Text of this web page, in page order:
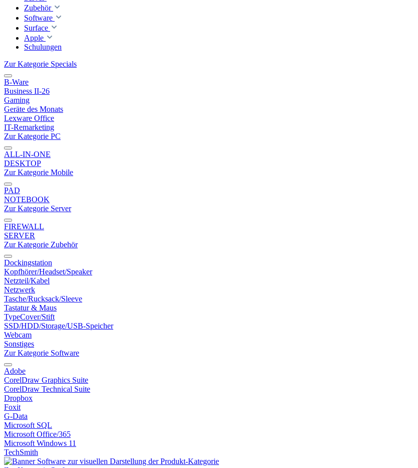
Zubehör
Software
Surface
Apple
Schulungen
Zur Kategorie Specials
B-Ware
Business II-26
Gaming
Geräte des Monats
Lexware Office
IT-Remarketing
Zur Kategorie PC
ALL-IN-ONE
DESKTOP
Zur Kategorie Mobile
PAD
NOTEBOOK
Zur Kategorie Server
FIREWALL
SERVER
Zur Kategorie Zubehör
Dockingstation
Kopfhörer/Headset/Speaker
Netzteil/Kabel
Netzwerk
Tasche/Rucksack/Sleeve
Tastatur & Maus
TypeCover/Stift
SSD/HDD/Storage/USB-Speicher
Webcam
Sonstiges
Zur Kategorie Software
Adobe
CorelDraw Graphics Suite
CorelDraw Technical Suite
Dropbox
Foxit
G-Data
Microsoft SQL
Microsoft Office/365
Microsoft Windows 11
TechSmith